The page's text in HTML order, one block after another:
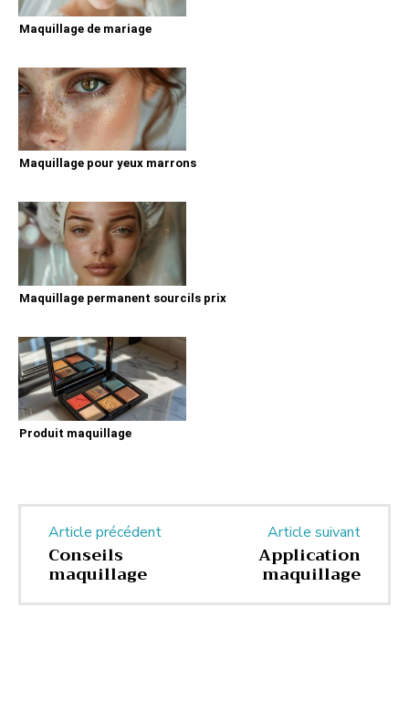
Maquillage de mariage
Maquillage pour yeux marrons
Maquillage permanent sourcils prix
Produit maquillage
Article précédent
Conseils
maquillage
Article suivant
Application
maquillage